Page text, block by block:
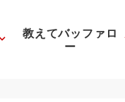
教えてバッファロ
ー